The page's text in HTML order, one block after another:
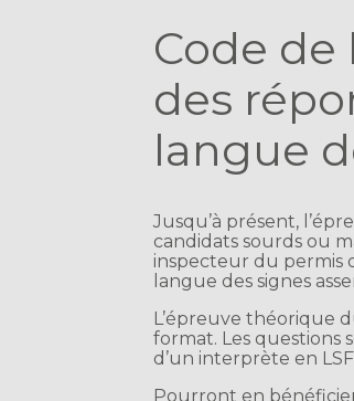
Code de
des
langue
Jusqu’à présent,
candidats sourds ou
inspecteur du permis
langue des signes
L’épreuve théorique
format. Les questions
d’un interprète en
Pourront en